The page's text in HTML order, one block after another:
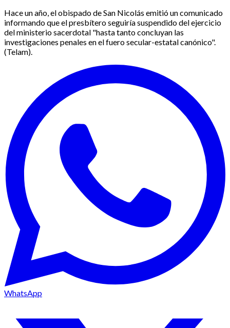
Hace un año, el obispado de San Nicolás emitió un comunicado
informando que el presbítero seguiría suspendido del ejercicio
del ministerio sacerdotal "hasta tanto concluyan las
investigaciones penales en el fuero secular-estatal canónico".
(Telam).
WhatsApp